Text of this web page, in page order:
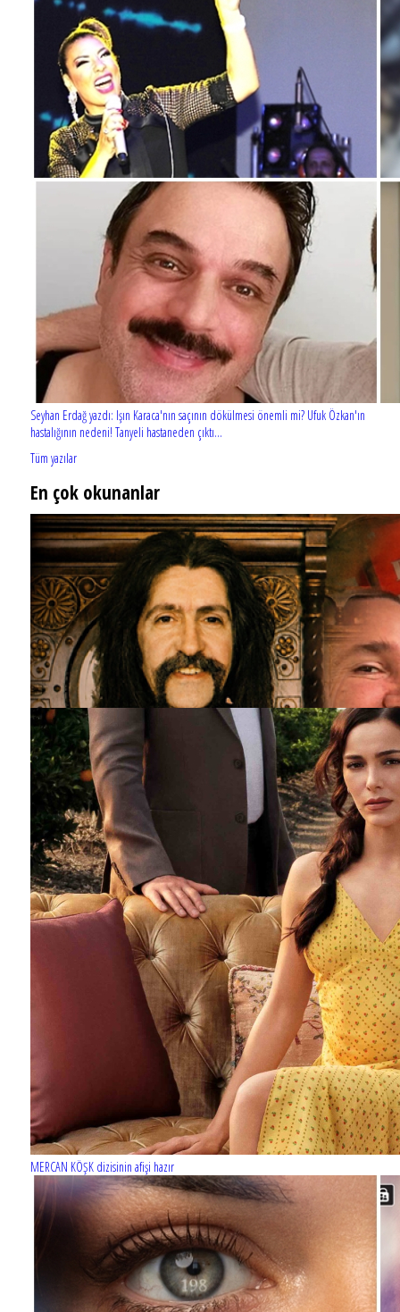
Seyhan Erdağ yazdı: Işın Karaca'nın saçının dökülmesi önemli mi? Ufuk Özkan'ın
hastalığının nedeni! Tanyeli hastaneden çıktı...
Tüm yazılar
En çok okunanlar
Barış Manço'nun mirasçıları mahkemede!
MERCAN KÖŞK dizisinin afişi hazır